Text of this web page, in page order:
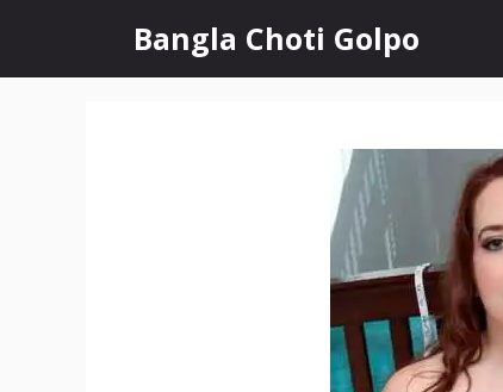
content
Bangla Choti Golpo